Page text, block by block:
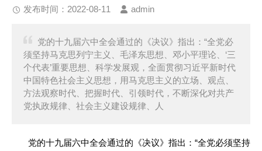
发布时间：2022-08-11 admin
党的十九届六中全会通过的《决议》指出：“全党必
须坚持马克思列宁主义、毛泽东思想、邓小平理论、‘三
个代表’重要思想、科学发展观，全面贯彻习近平新时代
中国特色社会主义思想，用马克思主义的立场、观点、
方法观察时代、把握时代、引领时代，不断深化对共产
党执政规律、社会主义建设规律、人
党的十九届六中全会通过的《决议》指出：“全党必须坚持